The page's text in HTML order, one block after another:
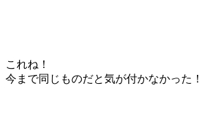
これね！
今まで同じものだと気が付かなかった！